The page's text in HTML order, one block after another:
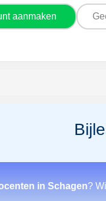
aanmaken
in Schagen?